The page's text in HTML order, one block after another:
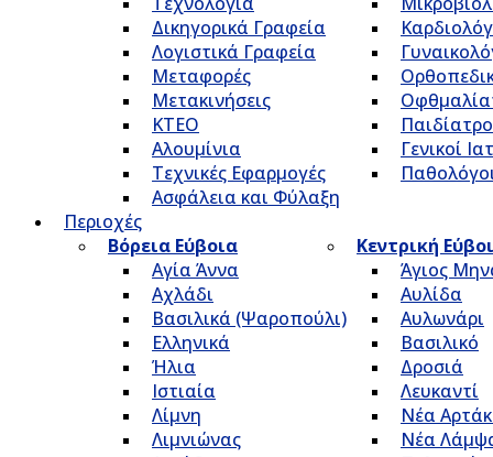
Δικηγορικά Γραφεία
Λογιστικά Γραφεία
Μεταφορές
Μετακινήσεις
ΚΤΕΟ
Αλουμίνια
Τεχνικές Εφαρμογές
Ασφάλεια και Φύλαξη
Γενικοί
Περιοχές
Βόρεια Εύβοια
Αγία Άννα
Αχλάδι
Βασιλικά (Ψαροπούλι)
Ελληνικά
Ήλια
Ιστιαία
Λίμνη
Λιμνιώνας
Κεντρική
Άγιος
Αυλίδα
Αυλωνάρι
Βασιλικό
Δροσιά
Λευκαντί
Νέα
Νέα